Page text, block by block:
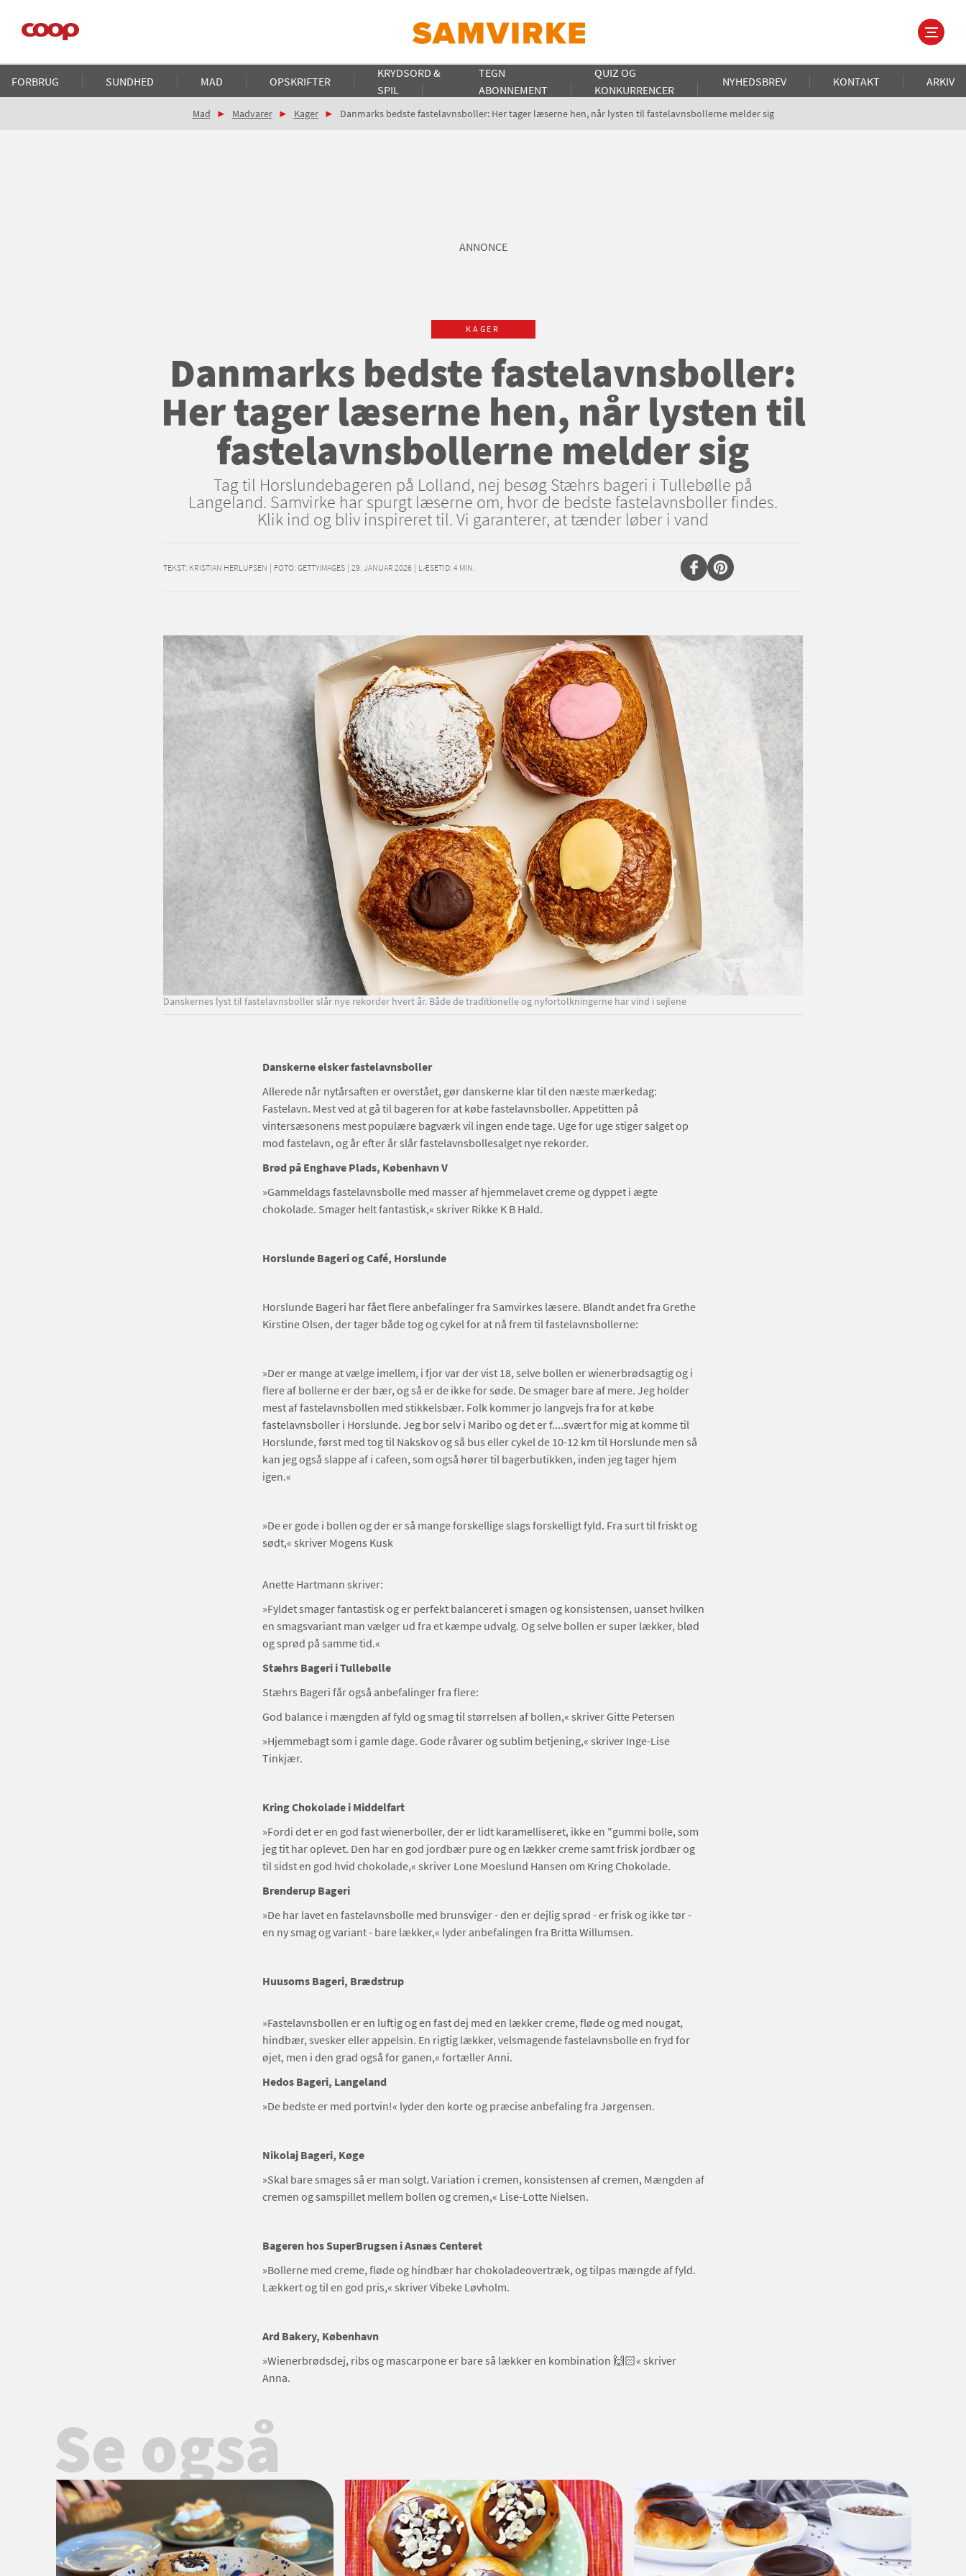
hovedindhold
Main
navigation
FORBRUG SUNDHED MAD OPSKRIFTER
KRYDSORD &
SPIL
TEGN
ABONNEMENT
QUIZ OG
KONKURRENCER
NYHEDSBREV KONTAKT ARKIV
Brødkrumme
Mad Madvarer Kager Danmarks bedste fastelavnsboller: Her tager læserne hen, når lysten til fastelavnsbollerne melder sig
ANNONCE
KAGER
Danmarks bedste fastelavnsboller:
Her tager læserne hen, når lysten til
fastelavnsbollerne melder sig
Tag til Horslundebageren på Lolland, nej besøg Stæhrs bageri i Tullebølle på
Langeland. Samvirke har spurgt læserne om, hvor de bedste fastelavnsboller findes.
Klik ind og bliv inspireret til. Vi garanterer, at tænder løber i vand
TEKST: KRISTIAN HERLUFSEN | FOTO: GETTYIMAGES | 29. JANUAR 2026 | LÆSETID: 4 MIN.
Danskernes lyst til fastelavnsboller slår nye rekorder hvert år. Både de traditionelle og nyfortolkningerne har vind i sejlene
Danskerne elsker fastelavnsboller
Allerede når nytårsaften er overstået, gør danskerne klar til den næste mærkedag:
Fastelavn. Mest ved at gå til bageren for at købe fastelavnsboller. Appetitten på
vintersæsonens mest populære bagværk vil ingen ende tage. Uge for uge stiger salget op
mod fastelavn, og år efter år slår fastelavnsbollesalget nye rekorder.
Brød på Enghave Plads, København V
»Gammeldags fastelavnsbolle med masser af hjemmelavet creme og dyppet i ægte
chokolade. Smager helt fantastisk,« skriver Rikke K B Hald.
Horslunde Bageri og Café, Horslunde
Horslunde Bageri har fået flere anbefalinger fra Samvirkes læsere. Blandt andet fra Grethe
Kirstine Olsen, der tager både tog og cykel for at nå frem til fastelavnsbollerne:
»Der er mange at vælge imellem, i fjor var der vist 18, selve bollen er wienerbrødsagtig og i
flere af bollerne er der bær, og så er de ikke for søde. De smager bare af mere. Jeg holder
mest af fastelavnsbollen med stikkelsbær. Folk kommer jo langvejs fra for at købe
fastelavnsboller i Horslunde. Jeg bor selv i Maribo og det er f....svært for mig at komme til
Horslunde, først med tog til Nakskov og så bus eller cykel de 10-12 km til Horslunde men så
kan jeg også slappe af i cafeen, som også hører til bagerbutikken, inden jeg tager hjem
igen.«
»De er gode i bollen og der er så mange forskellige slags forskelligt fyld. Fra surt til friskt og
sødt,« skriver Mogens Kusk
Anette Hartmann skriver:
»Fyldet smager fantastisk og er perfekt balanceret i smagen og konsistensen, uanset hvilken
en smagsvariant man vælger ud fra et kæmpe udvalg. Og selve bollen er super lækker, blød
og sprød på samme tid.«
Stæhrs Bageri i Tullebølle
Stæhrs Bageri får også anbefalinger fra flere:
God balance i mængden af fyld og smag til størrelsen af bollen,« skriver Gitte Petersen
»Hjemmebagt som i gamle dage. Gode råvarer og sublim betjening,« skriver Inge-Lise
Tinkjær.
Kring Chokolade i Middelfart
»Fordi det er en god fast wienerboller, der er lidt karamelliseret, ikke en "gummi bolle, som
jeg tit har oplevet. Den har en god jordbær pure og en lækker creme samt frisk jordbær og
til sidst en god hvid chokolade,« skriver Lone Moeslund Hansen om Kring Chokolade.
Brenderup Bageri
»De har lavet en fastelavnsbolle med brunsviger - den er dejlig sprød - er frisk og ikke tør -
en ny smag og variant - bare lækker,« lyder anbefalingen fra Britta Willumsen.
Huusoms Bageri, Brædstrup
»Fastelavnsbollen er en luftig og en fast dej med en lækker creme, fløde og med nougat,
hindbær, svesker eller appelsin. En rigtig lækker, velsmagende fastelavnsbolle en fryd for
øjet, men i den grad også for ganen,« fortæller Anni.
Hedos Bageri, Langeland
»De bedste er med portvin!« lyder den korte og præcise anbefaling fra Jørgensen.
Nikolaj Bageri, Køge
»Skal bare smages så er man solgt. Variation i cremen, konsistensen af cremen, Mængden af
cremen og samspillet mellem bollen og cremen,« Lise-Lotte Nielsen.
Bageren hos SuperBrugsen i Asnæs Centeret
»Bollerne med creme, fløde og hindbær har chokoladeovertræk, og tilpas mængde af fyld.
Lækkert og til en god pris,« skriver Vibeke Løvholm.
Ard Bakery, København
»Wienerbrødsdej, ribs og mascarpone er bare så lækker en kombination 🙌🏻« skriver
Anna.
Se også